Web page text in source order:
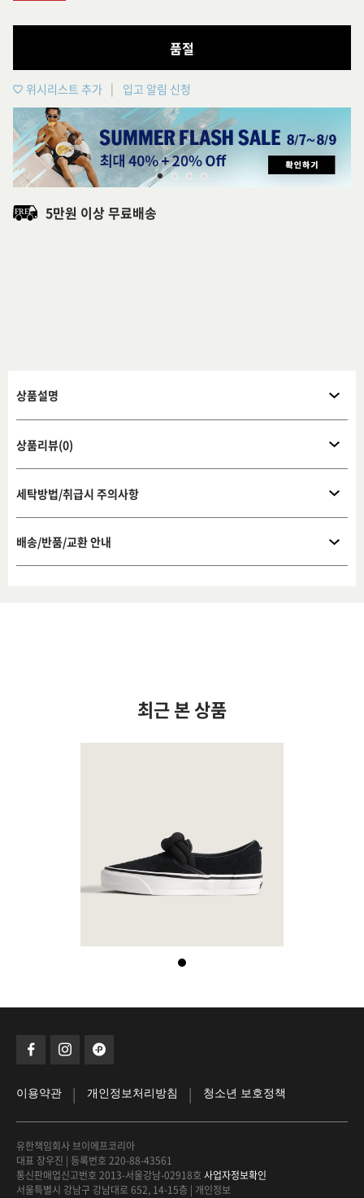
품절
위시리스트 추가 입고 알림 신청
5만원 이상 무료배송
상품설명
상품리뷰(0)
세탁방법/취급시 주의사항
배송/반품/교환 안내
최근 본 상품
이용약관 | 개인정보처리방침 | 청소년 보호정책
유한책임회사 브이에프코리아
대표 장우진 | 등록번호 220-88-43561
통신판매업신고번호 2013-서울강남-02918호 사업자정보확인
서울특별시 강남구 강남대로 652, 14-15층 | 개인정보